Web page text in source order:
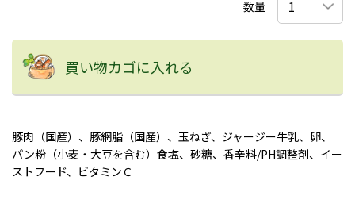
数量
買い物カゴに入れる
豚肉（国産）、豚網脂（国産）、玉ねぎ、ジャージー牛乳、卵、
パン粉（小麦・大豆を含む）食塩、砂糖、香辛料/PH調整剤、イー
ストフード、ビタミンＣ